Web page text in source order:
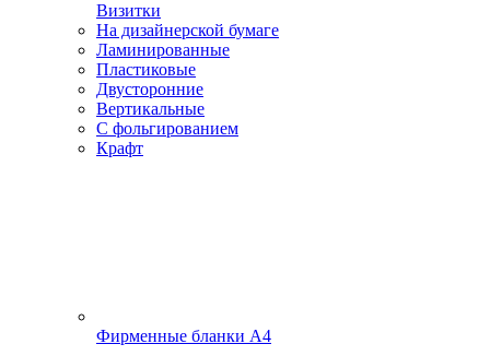
Визитки
На дизайнерской бумаге
Ламинированные
Пластиковые
Двусторонние
Вертикальные
С фольгированием
Крафт
Фирменные бланки А4